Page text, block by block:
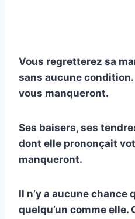
Vous regretterez sa
sans aucune
vous manqueront.
Ses baisers, ses
dont elle prononçait
manqueront.
Il n’y a aucune chance
quelqu’un comme elle.